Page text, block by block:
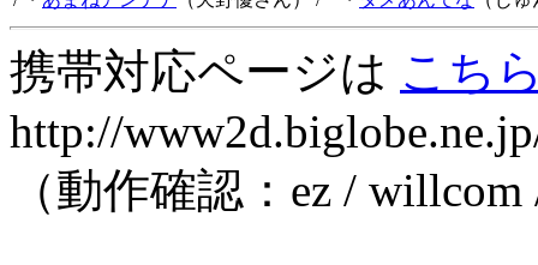
携帯対応ページは こち
http://
（動作確認：ez /